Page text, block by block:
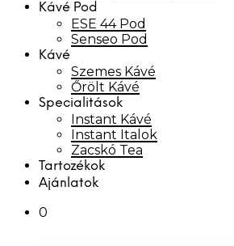
Kávé Pod
ESE 44 Pod
Senseo Pod
Kávé
Szemes Kávé
Őrölt Kávé
Specialitások
Instant Kávé
Instant Italok
Zacskó Tea
Tartozékok
Ajánlatok
0